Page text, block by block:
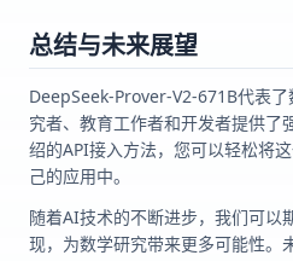
总结与未来展望
DeepSeek-Prover-V2-671B代表
究者、教育工作者和开发者提供了
绍的API接入方法，您可以轻松将
己的应用中。
随着AI技术的不断进步，我们可以
现，为数学研究带来更多可能性。